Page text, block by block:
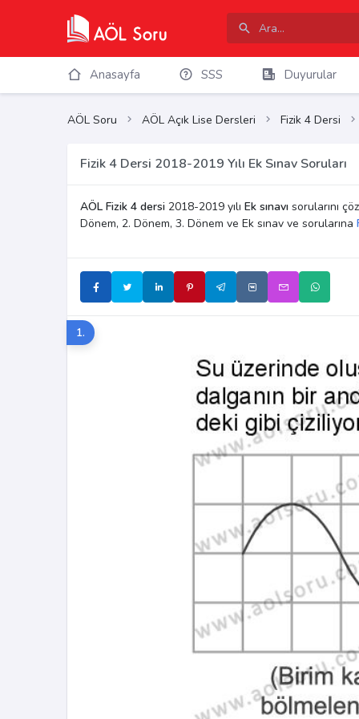
Anasayfa SSS Duyurular
AÖL Soru AÖL Açık Lise Dersleri Fizik 4 Dersi
Fizik 4 Dersi 2018-2019 Yılı Ek Sınav Soruları
AÖL Fizik 4 dersi 2018-2019 yılı Ek sınavı sorularını
Dönem, 2. Dönem, 3. Dönem ve Ek sınav ve sorularına
1.